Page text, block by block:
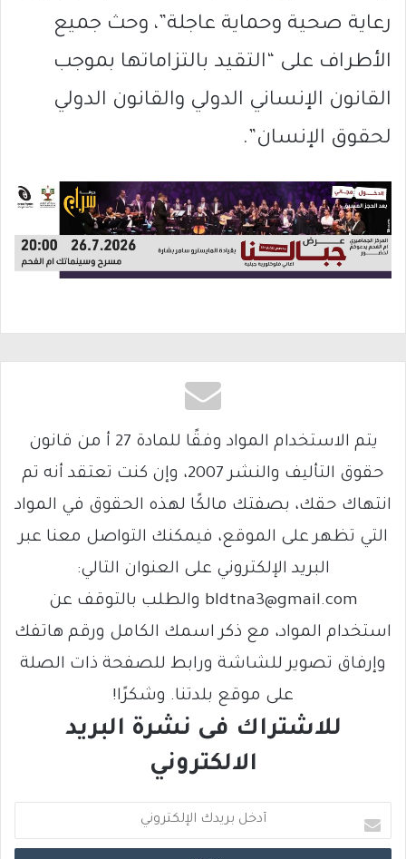
رعاية صحية وحماية عاجلة”، وحث جميع
الأطراف على “التقيد بالتزاماتها بموجب
القانون الإنساني الدولي والقانون الدولي
لحقوق الإنسان”.
يتم الاستخدام المواد وفقًا للمادة 27 أ من قانون
حقوق التأليف والنشر 2007، وإن كنت تعتقد أنه تم
انتهاك حقك، بصفتك مالكًا لهذه الحقوق في المواد
التي تظهر على الموقع، فيمكنك التواصل معنا عبر
البريد الإلكتروني على العنوان التالي:
bldtna3@gmail.com والطلب بالتوقف عن
استخدام المواد، مع ذكر اسمك الكامل ورقم هاتفك
وإرفاق تصوير للشاشة ورابط للصفحة ذات الصلة
على موقع بلدتنا. وشكرًا!
للاشتراك فى نشرة البريد
الالكتروني
د